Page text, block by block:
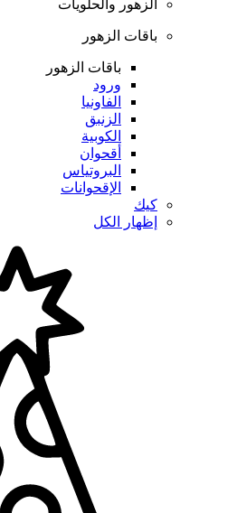
الزهور والحلويات
باقات الزهور
باقات الزهور
ورود
الفاونيا
الزنبق
الكوبية
أقحوان
البروتياس
الإقحوانات
كيك
إظهار الكل